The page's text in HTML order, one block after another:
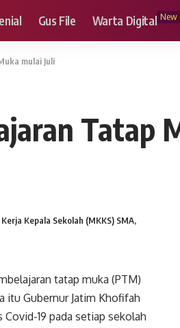
Gus File Warta Digital New
mulai Juli
Tatap
Kepala Sekolah (MKKS) SMA,
tatap muka (PTM)
itu Gubernur Jatim Khofifah
19 pada setiap sekolah